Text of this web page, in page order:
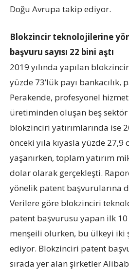
Doğu Avrupa takip ediyor.
Blokzincir teknolojilerine
başvuru sayısı 22 bini aştı
2019 yılında yapılan
yüzde 73’lük payı bankacılık,
Perakende, profesyonel
üretiminden oluşan beş
blokzinciri yatırımlarında ise
önceki yıla kıyasla yüzde 27,9
yaşanırken, toplam yatırım
dolar olarak gerçekleşti.
yönelik patent başvurularına
Verilere göre blokzinciri
patent başvurusu yapan ilk
menşeili olurken, bu ülkeyi iki
ediyor. Blokzinciri patent
sırada yer alan şirketler